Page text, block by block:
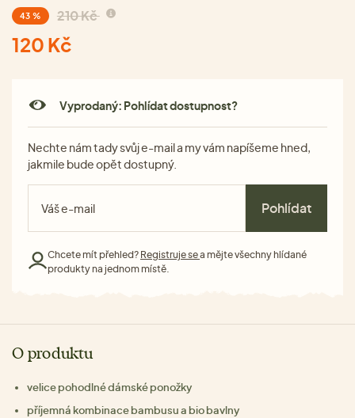
43 % 210 Kč
120 Kč
Vyprodaný: Pohlídat dostupnost?
Nechte nám tady svůj e-mail a my vám napíšeme hned,
jakmile bude opět dostupný.
Pohlídat
Chcete mít přehled? Registruje sea mějte všechny hlídané
produkty na jednom místě.
O produktu
velice pohodlné dámské ponožky
příjemná kombinace bambusu a bio bavlny